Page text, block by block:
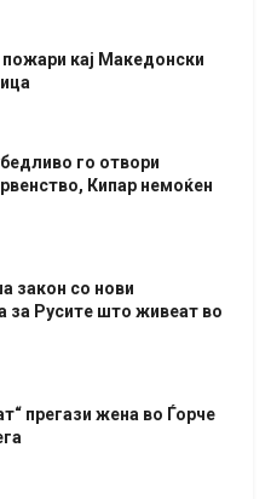
кај Македонски
го отвори
Кипар немоќен
закон со нови
за Русите што живеат во
прегази жена во Ѓорче